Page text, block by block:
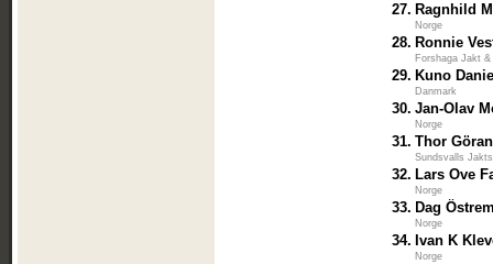
27. Ragnhild
Norge
28. Ronnie
Forshaga Jakt
29. Kuno
Danmark
30. Jan-Olav
Norge
31. Thor
Sundsvalls
32. Lars Ove
Norge
33. Dag
Norge
34. Ivan K
Norge